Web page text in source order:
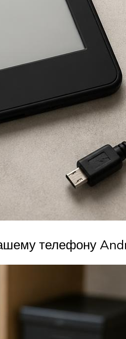
телефону